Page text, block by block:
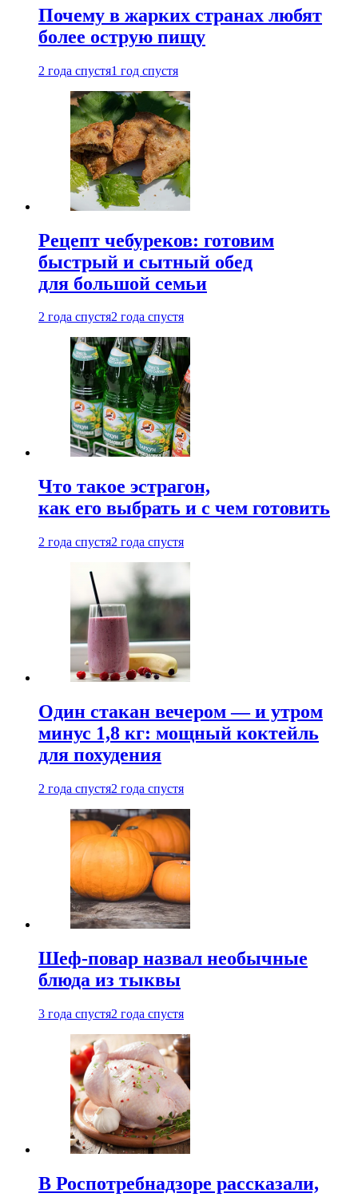
Почему в жарких странах любят
более острую пищу
2 года спустя1 год спустя
Рецепт чебуреков: готовим
быстрый и сытный обед
для большой семьи
2 года спустя2 года спустя
Что такое эстрагон,
как его выбрать и с чем готовить
2 года спустя2 года спустя
Один стакан вечером — и утром
минус 1,8 кг: мощный коктейль
для похудения
2 года спустя2 года спустя
Шеф-повар назвал необычные
блюда из тыквы
3 года спустя2 года спустя
В Роспотребнадзоре рассказали,